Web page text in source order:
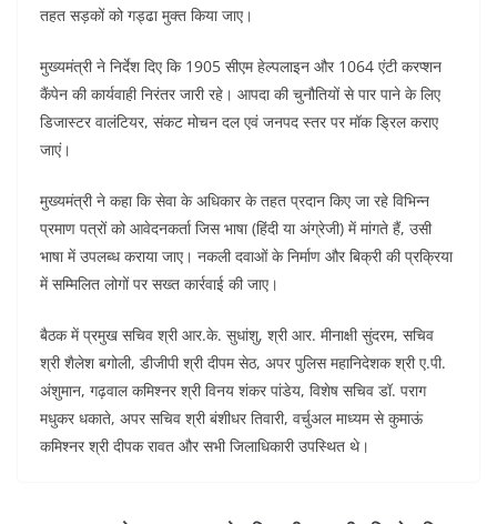
तहत सड़कों को गड्ढा मुक्त किया जाए।
मुख्यमंत्री ने निर्देश दिए कि 1905 सीएम हेल्पलाइन और 1064 एंटी करप्शन
कैंपेन की कार्यवाही निरंतर जारी रहे। आपदा की चुनौतियों से पार पाने के लिए
डिजास्टर वालंटियर, संकट मोचन दल एवं जनपद स्तर पर मॉक ड्रिल कराए
जाएं।
मुख्यमंत्री ने कहा कि सेवा के अधिकार के तहत प्रदान किए जा रहे विभिन्न
प्रमाण पत्रों को आवेदनकर्ता जिस भाषा (हिंदी या अंग्रेजी) में मांगते हैं, उसी
भाषा में उपलब्ध कराया जाए। नकली दवाओं के निर्माण और बिक्री की प्रक्रिया
में सम्मिलित लोगों पर सख्त कार्रवाई की जाए।
बैठक में प्रमुख सचिव श्री आर.के. सुधांशु, श्री आर. मीनाक्षी सुंदरम, सचिव
श्री शैलेश बगोली, डीजीपी श्री दीपम सेठ, अपर पुलिस महानिदेशक श्री ए.पी.
अंशुमान, गढ़वाल कमिश्नर श्री विनय शंकर पांडेय, विशेष सचिव डॉ. पराग
मधुकर धकाते, अपर सचिव श्री बंशीधर तिवारी, वर्चुअल माध्यम से कुमाऊं
कमिश्नर श्री दीपक रावत और सभी जिलाधिकारी उपस्थित थे।